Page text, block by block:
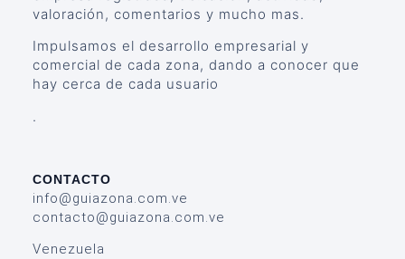
valoración, comentarios y mucho mas.
Impulsamos el desarrollo empresarial y
comercial de cada zona, dando a conocer que
hay cerca de cada usuario
.
CONTACTO
info@guiazona.com.ve
contacto@guiazona.com.ve
Venezuela